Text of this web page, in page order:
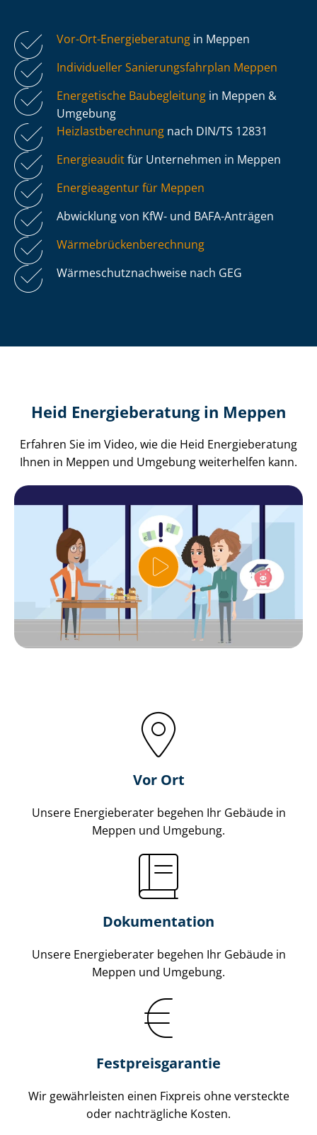
Vor-Ort-Energieberatung in Meppen
Individueller Sa­nie­rungs­fahr­plan Meppen
Energetische Baubegleitung in Meppen &
Umgebung
Heiz­last­be­rech­nung nach DIN/TS 12831
Energieauditfür Unternehmen in Meppen
Energieagentur für Meppen
Abwicklung von KfW- und BAFA-Anträgen
Wär­me­brü­cken­be­rech­nung
Wär­me­schutz­nach­wei­se nach GEG
Heid Energieberatung in Meppen
Erfahren Sie im Video, wie die Heid Energieberatung
Ihnen in Meppen und Umgebung weiterhelfen kann.
Vor Ort
Unsere Energieberater begehen Ihr Gebäude in
Meppen und Umgebung.
Dokumentation
Unsere Energieberater begehen Ihr Gebäude in
Meppen und Umgebung.
Fest­preis­ga­ran­tie
Wir gewährleisten einen Fixpreis ohne versteckte
oder nachträgliche Kosten.